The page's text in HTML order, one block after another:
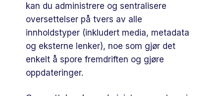
kan du administrere og sentralisere
oversettelser på tvers av alle
innholdstyper (inkludert media, metadata
og eksterne lenker), noe som gjør det
enkelt å spore fremdriften og gjøre
oppdateringer.